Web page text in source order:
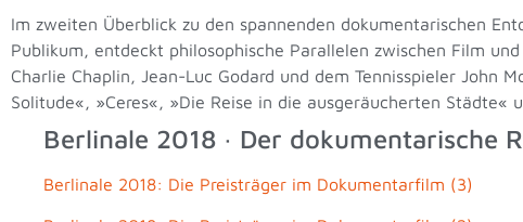
Im zweiten Überblick zu den spannenden dokumentarischen
Publikum, entdeckt philosophische Parallelen zwischen Film
Charlie Chaplin, Jean-Luc Godard und dem Tennisspieler John
Solitude«, »Ceres«, »Die Reise in die ausgeräucherten Städte«
Berlinale 2018 · Der dokumentarische
Berlinale 2018: Die Preisträger im Dokumentarfilm (3)